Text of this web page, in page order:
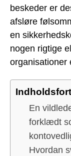
beskeder er
afsløre
en
nogen rigtige
organisationer
En
forklædt
Hvordan